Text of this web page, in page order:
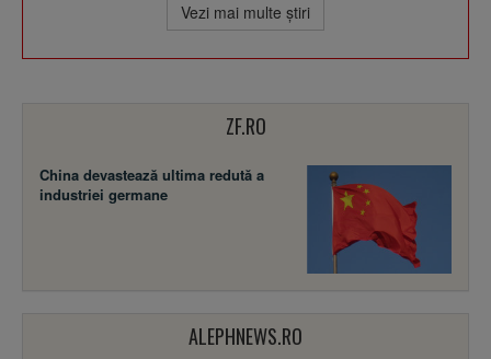
Vezi mai multe ştiri
ZF.RO
China devastează ultima redută a
industriei germane
ALEPHNEWS.RO